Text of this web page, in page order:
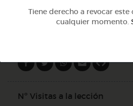
Nº Visitas a la lección
Tiene derecho a revocar
cualquier momento.